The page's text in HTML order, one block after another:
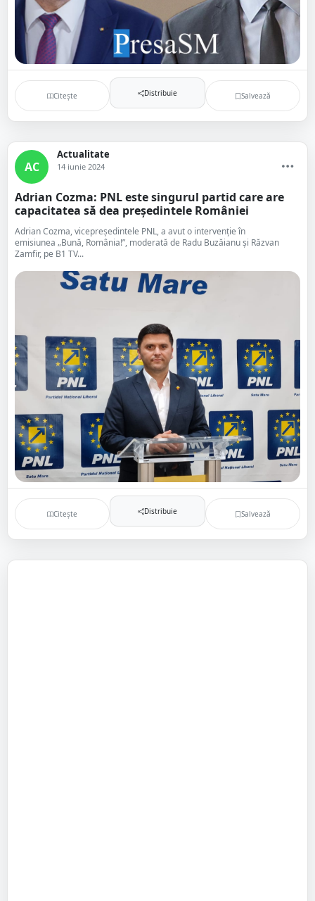
Citește Distribuie Salvează
AC
Actualitate
14 iunie 2024
Adrian Cozma: PNL este singurul partid care are
capacitatea să dea președintele României
Adrian Cozma, vicepreședintele PNL, a avut o intervenție în
emisiunea „Bună, România!”, moderată de Radu Buzăianu și Răzvan
Zamfir, pe B1 TV...
Citește Distribuie Salvează